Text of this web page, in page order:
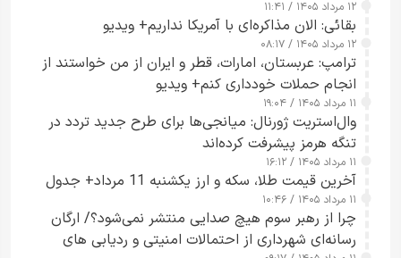
۱۲ مرداد ۱۴۰۵ / ۱۱:۴۱
بقائی: الان مذاکره‌ای با آمریکا نداریم+ ویدیو
۱۲ مرداد ۱۴۰۵ / ۰۸:۱۷
ترامپ: عربستان، امارات، قطر و ایران از من خواستند از
انجام حملات خودداری کنم+ ویدیو
۱۱ مرداد ۱۴۰۵ / ۱۹:۰۴
وال‌استریت ژورنال: میانجی‌ها برای طرح جدید تردد در
تنگه هرمز پیشرفت کرده‌اند
۱۱ مرداد ۱۴۰۵ / ۱۶:۱۲
آخرین قیمت طلا، سکه و ارز یکشنبه 11 مرداد+ جدول
۱۱ مرداد ۱۴۰۵ / ۱۰:۴۶
چرا از رهبر سوم هیچ صدایی منتشر نمی‌شود؟/ ارگان
رسانه‌ای شهرداری از احتمالات امنیتی و ردیابی های